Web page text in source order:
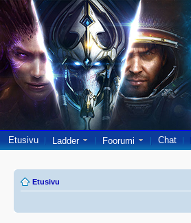
Etusivu Ladder Foorumi Chat
Etusivu